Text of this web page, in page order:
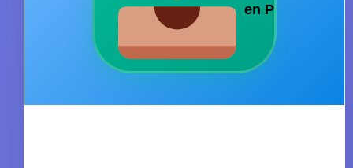
en PDF